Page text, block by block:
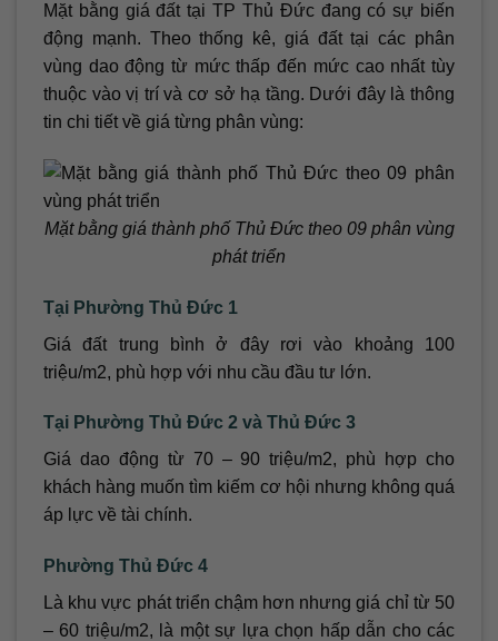
Mặt bằng giá đất tại TP Thủ Đức đang có sự biến
động mạnh. Theo thống kê, giá đất tại các phân
vùng dao động từ mức thấp đến mức cao nhất tùy
thuộc vào vị trí và cơ sở hạ tầng. Dưới đây là thông
tin chi tiết về giá từng phân vùng:
Mặt bằng giá thành phố Thủ Đức theo 09 phân vùng
phát triển
Tại Phường Thủ Đức 1
Giá đất trung bình ở đây rơi vào khoảng 100
triệu/m2, phù hợp với nhu cầu đầu tư lớn.
Tại Phường Thủ Đức 2 và Thủ Đức 3
Giá dao động từ 70 – 90 triệu/m2, phù hợp cho
khách hàng muốn tìm kiếm cơ hội nhưng không quá
áp lực về tài chính.
Phường Thủ Đức 4
Là khu vực phát triển chậm hơn nhưng giá chỉ từ 50
– 60 triệu/m2, là một sự lựa chọn hấp dẫn cho các